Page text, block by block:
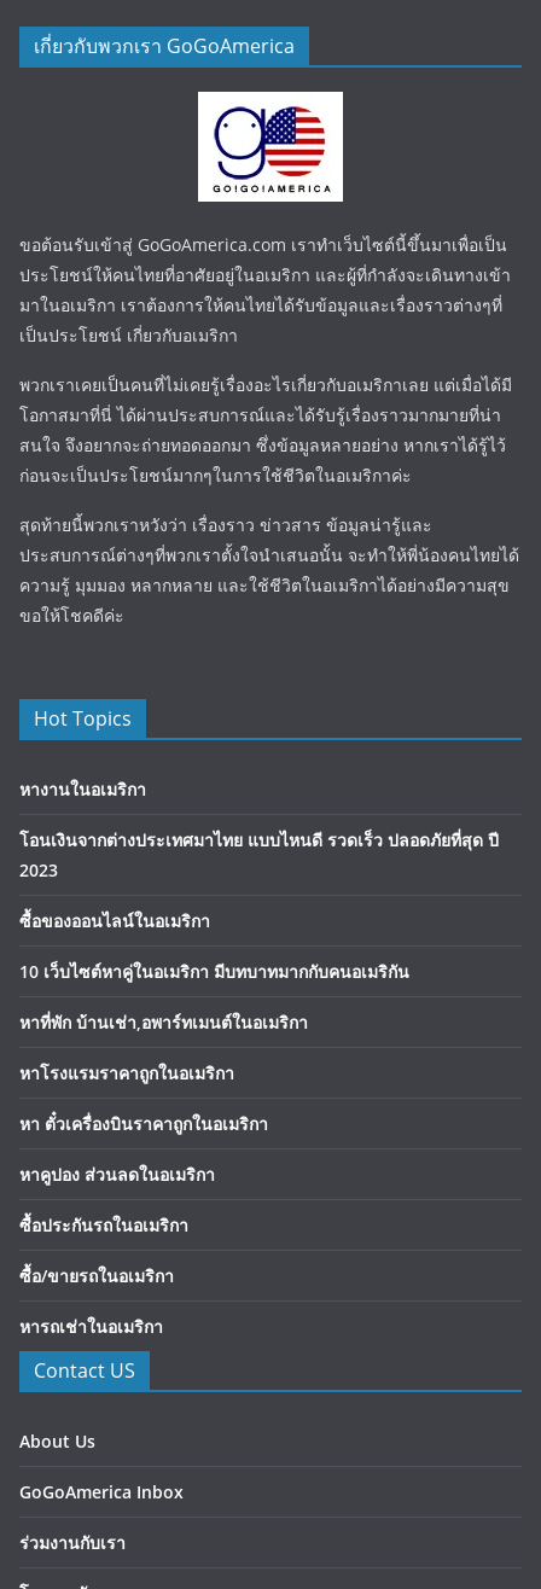
เกี่ยวกับพวกเรา GoGoAmerica
ขอต้อนรับเข้าสู่ GoGoAmerica.com เราทำเว็บไซต์นี้ขึ้นมาเพื่อเป็น
ประโยชน์ให้คนไทยที่อาศัยอยู่ในอเมริกา และผู้ที่กำลังจะเดินทางเข้า
มาในอเมริกา เราต้องการให้คนไทยได้รับข้อมูลและเรื่องราวต่างๆที่
เป็นประโยชน์ เกี่ยวกับอเมริกา
พวกเราเคยเป็นคนที่ไม่เคยรู้เรื่องอะไรเกี่ยวกับอเมริกาเลย แต่เมื่อได้มี
โอกาสมาที่นี่ ได้ผ่านประสบการณ์และได้รับรู้เรื่องราวมากมายที่น่า
สนใจ จึงอยากจะถ่ายทอดออกมา ซึ่งข้อมูลหลายอย่าง หากเราได้รู้ไว้
ก่อนจะเป็นประโยชน์มากๆในการใช้ชีวิตในอเมริกาค่ะ
สุดท้ายนี้พวกเราหวังว่า เรื่องราว ข่าวสาร ข้อมูลน่ารู้และ
ประสบการณ์ต่างๆที่พวกเราตั้งใจนำเสนอนั้น จะทำให้พี่น้องคนไทยได้
ความรู้ มุมมอง หลากหลาย และใช้ชีวิตในอเมริกาได้อย่างมีความสุข
ขอให้โชคดีค่ะ
Hot Topics
หางานในอเมริกา
โอนเงินจากต่างประเทศมาไทย แบบไหนดี รวดเร็ว ปลอดภัยที่สุด ปี
2023
ซื้อของออนไลน์ในอเมริกา
10 เว็บไซต์หาคู่ในอเมริกา มีบทบาทมากกับคนอเมริกัน
หาที่พัก บ้านเช่า,อพาร์ทเมนต์ในอเมริกา
หาโรงแรมราคาถูกในอเมริกา
หา ตั๋วเครื่องบินราคาถูกในอเมริกา
หาคูปอง ส่วนลดในอเมริกา
ซื้อประกันรถในอเมริกา
ซื้อ/ขายรถในอเมริกา
หารถเช่าในอเมริกา
Contact US
About Us
GoGoAmerica Inbox
ร่วมงานกับเรา